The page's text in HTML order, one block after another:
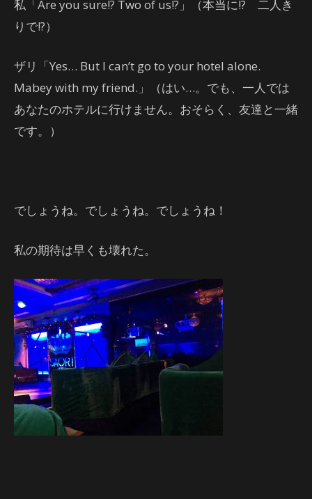
私「Are you sure!? Two of us!?」（本当に!? 二人き
りで!?）
ザリ「Yes… But I can’t go to your hotel alone.
Mabey with my friend.」（はい…。でも、一人では
あなたのホテルに行けません。おそらく、友達と一緒
です。）
でしょうね。でしょうね。でしょうね！
私の期待は早くも壊れた。